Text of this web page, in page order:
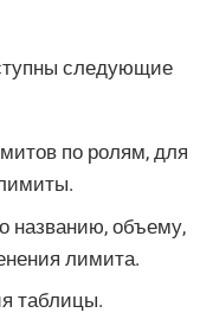
следующие
по ролям, для
названию, объему,
лимита.
таблицы.